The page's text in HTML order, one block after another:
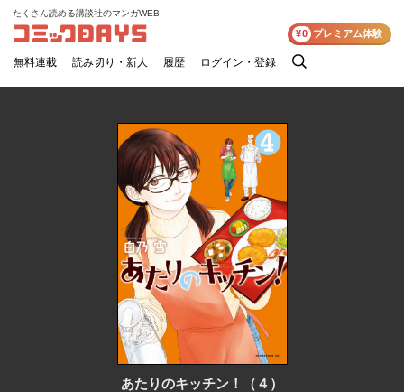
コミックDAYS
たくさん読める講談社のマンガWEB
無料連載 読み切り・新人 履歴 ログイン・登録
検
¥0 プレミアム体験
あたりのキッチン！（４）